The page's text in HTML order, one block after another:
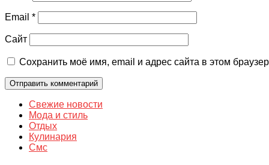
Email *
Сайт
Сохранить моё имя, email и адрес сайта в этом
Свежие новости
Мода и стиль
Отдых
Кулинария
Смс